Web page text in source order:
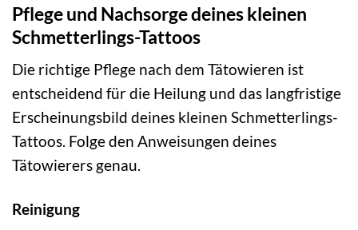
Pflege und Nachsorge deines kleinen
Schmetterlings-Tattoos
Die richtige Pflege nach dem Tätowieren ist
entscheidend für die Heilung und das langfristige
Erscheinungsbild deines kleinen Schmetterlings-
Tattoos. Folge den Anweisungen deines
Tätowierers genau.
Reinigung